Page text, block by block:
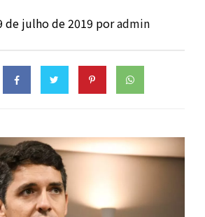
de julho de 2019 poradmin